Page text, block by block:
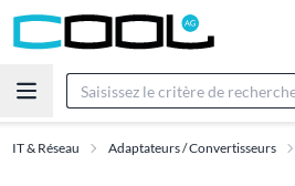
IT & Réseau Adaptateurs / Convertisseurs